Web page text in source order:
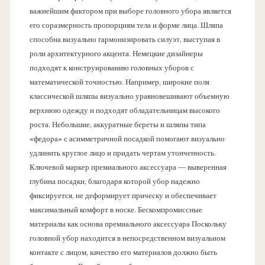
важнейшим фактором при выборе головного убора является
его соразмерность пропорциям тела и форме лица. Шляпа
способна визуально гармонизировать силуэт, выступая в
роли архитектурного акцента. Немецкие дизайнеры
подходят к конструированию головных уборов с
математической точностью. Например, широкие поля
классической шляпы визуально уравновешивают объемную
верхнюю одежду и подходят обладательницам высокого
роста. Небольшие, аккуратные береты и шляпы типа
«федора» с асимметричной посадкой помогают визуально
удлинить круглое лицо и придать чертам утонченность.
Ключевой маркер премиального аксессуара — выверенная
глубина посадки, благодаря которой убор надежно
фиксируется, не деформирует прическу и обеспечивает
максимальный комфорт в носке. Бескомпромиссные
материалы как основа премиального аксессуара Поскольку
головной убор находится в непосредственном визуальном
контакте с лицом, качество его материалов должно быть